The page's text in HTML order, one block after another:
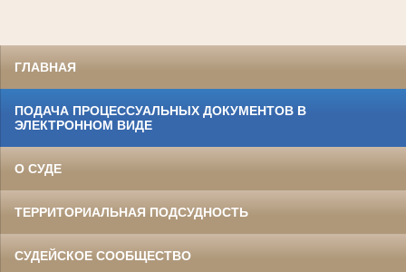
ГЛАВНАЯ
ПОДАЧА ПРОЦЕССУАЛЬНЫХ ДОКУМЕНТОВ В
ЭЛЕКТРОННОМ ВИДЕ
О СУДЕ
ТЕРРИТОРИАЛЬНАЯ ПОДСУДНОСТЬ
СУДЕЙСКОЕ СООБЩЕСТВО